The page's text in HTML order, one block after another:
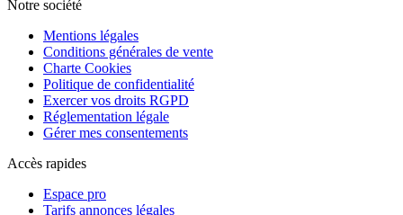
Notre société
Mentions légales
Conditions générales de vente
Charte Cookies
Politique de confidentialité
Exercer vos droits RGPD
Réglementation légale
Gérer mes consentements
Accès rapides
Espace pro
Tarifs annonces légales